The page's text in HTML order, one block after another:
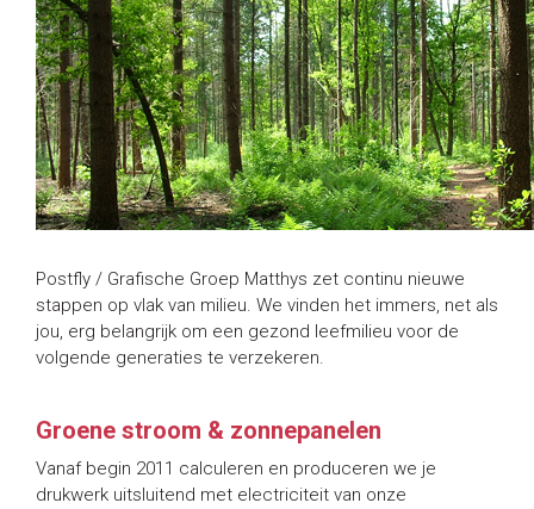
Postfly / Grafische Groep Matthys zet continu nieuwe
stappen op vlak van milieu. We vinden het immers, net als
jou, erg belangrijk om een gezond leefmilieu voor de
volgende generaties te verzekeren.
Groene stroom & zonnepanelen
Vanaf begin 2011 calculeren en produceren we je
drukwerk uitsluitend met electriciteit van onze